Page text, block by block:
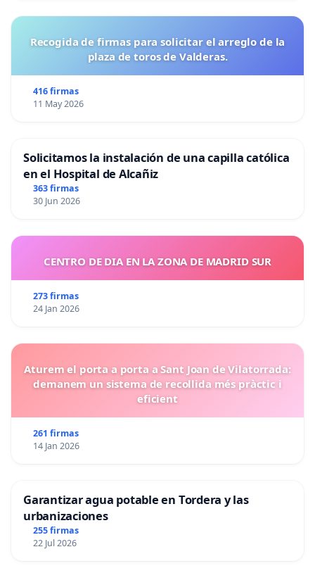
Recogida de firmas para solicitar el arreglo de la
plaza de toros de Valderas.
416 firmas
11 May 2026
Solicitamos la instalación de una capilla católica
en el Hospital de Alcañiz
363 firmas
30 Jun 2026
CENTRO DE DIA EN LA ZONA DE MADRID SUR
273 firmas
24 Jan 2026
Aturem el porta a porta a Sant Joan de Vilatorrada:
demanem un sistema de recollida més pràctic i
eficient
261 firmas
14 Jan 2026
Garantizar agua potable en Tordera y las
urbanizaciones
255 firmas
22 Jul 2026